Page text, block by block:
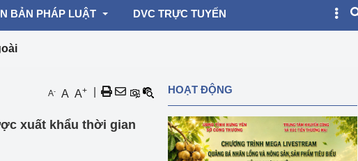
Hoạt động của Lãnh đạo Bộ
2026
BẢN PHÁP LUẬT DVC TRỰC TUYẾN
A- A A+
xuất khẩu thời gian
HOẠT ĐỘNG